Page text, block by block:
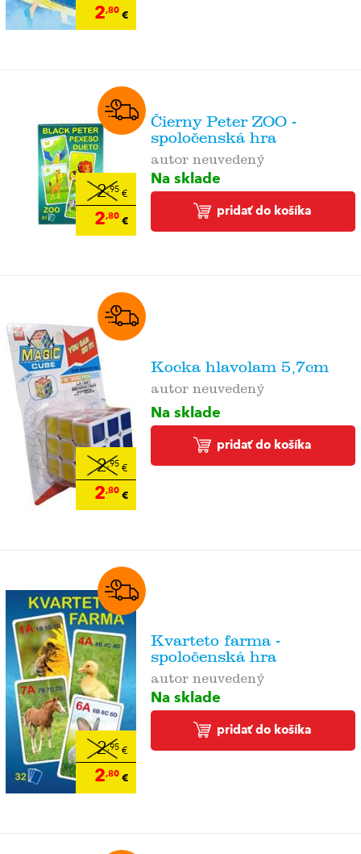
2,80€
2,95€
2,80€
Čierny Peter ZOO -
spoločenská hra
autor neuvedený
Na sklade
pridať do košíka
2,95€
2,80€
Kocka hlavolam 5,7cm
autor neuvedený
Na sklade
pridať do košíka
2,95€
2,80€
Kvarteto farma -
spoločenská hra
autor neuvedený
Na sklade
pridať do košíka